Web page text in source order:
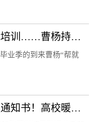
专场招聘、直播带岗、技能培训……曹杨持续打造“15分钟就业服务示范圈”！
业季的到来曹杨“帮就
他用沾满泥土的手签收录取通知书！高校暖心回应